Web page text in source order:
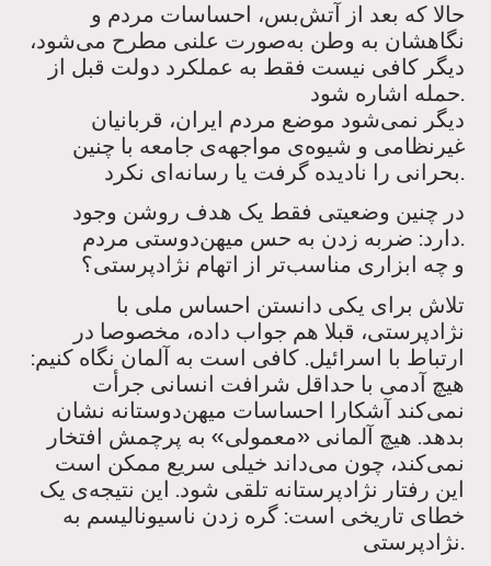
حالا که بعد از آتش‌بس، احساسات مردم و
نگاهشان به وطن به‌صورت علنی مطرح می‌شود،
دیگر کافی نیست فقط به عملکرد دولت قبل از
حمله اشاره شود.
دیگر نمی‌شود موضع مردم ایران، قربانیان
غیرنظامی و شیوه‌ی مواجهه‌ی جامعه با چنین
بحرانی را نادیده گرفت یا رسانه‌ای نکرد.
در چنین وضعیتی فقط یک هدف روشن وجود
دارد: ضربه زدن به حس میهن‌دوستی مردم.
و چه ابزاری مناسب‌تر از اتهام نژادپرستی؟
تلاش برای یکی دانستن احساس ملی با
نژادپرستی، قبلا هم جواب داده، مخصوصا در
ارتباط با اسرائیل. کافی است به آلمان نگاه کنیم:
هیچ آدمی با حداقل شرافت انسانی جرأت
نمی‌کند آشکارا احساسات میهن‌دوستانه نشان
بدهد. هیچ آلمانی «معمولی» به پرچمش افتخار
نمی‌کند، چون می‌داند خیلی سریع ممکن است
این رفتار نژادپرستانه تلقی شود. این نتیجه‌ی یک
خطای تاریخی است: گره زدن ناسیونالیسم به
نژادپرستی.